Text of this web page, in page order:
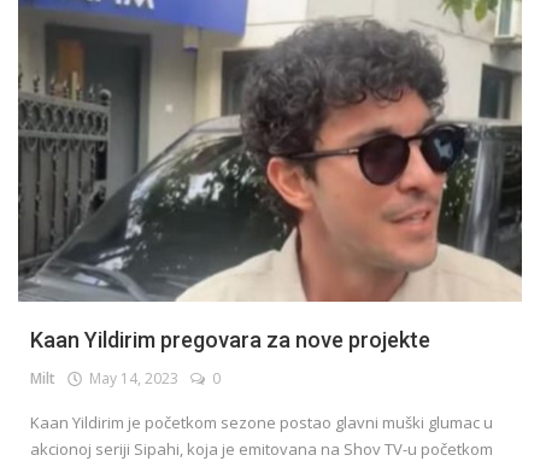
Kaan Yildirim pregovara za nove projekte
Milt May 14, 2023 0
Kaan Yildirim je početkom sezone postao glavni muški glumac u
akcionoj seriji Sipahi, koja je emitovana na Shov TV-u početkom